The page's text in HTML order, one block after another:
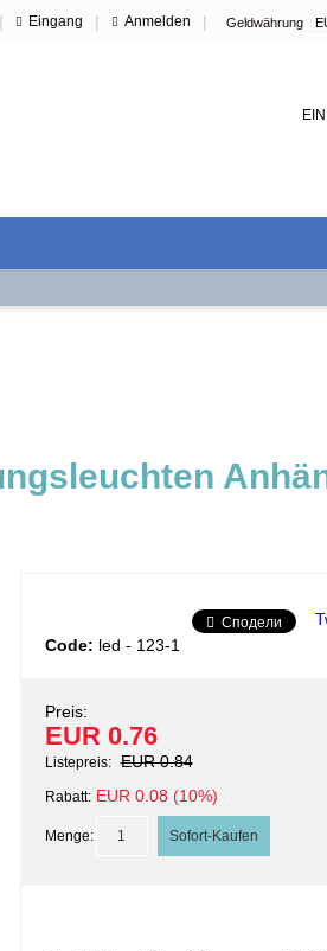
| Eingang | Anmelden | Geldwährung
Сподели
Code: led - 123-1
Preis:
EUR 0.76
Listepreis: EUR 0.84
Rabatt: EUR 0.08 (10%)
Menge: